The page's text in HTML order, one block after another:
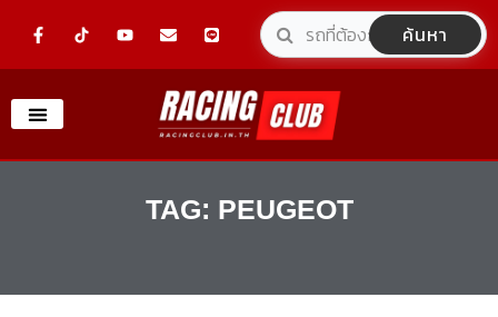
F
a
e
o
o
-
o
t
n
e
l
o
p
e
L
i
e
ค้นหา
TAG: PEUGEOT